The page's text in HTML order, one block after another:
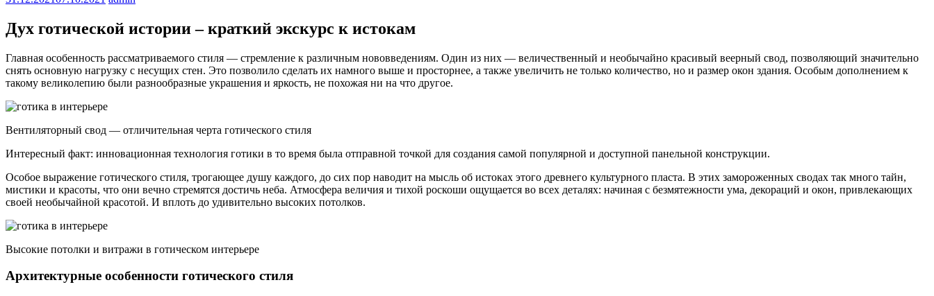
Дух готической истории – краткий экскурс к истокам
Главная особенность рассматриваемого стиля — стремление к различным нововведениям. Один из них — величественный и необычайно красивый веерный свод, позволяющий значительно
снять основную нагрузку с несущих стен. Это позволило сделать их намного выше и просторнее, а также увеличить не только количество, но и размер окон здания. Особым дополнением к
такому великолепию были разнообразные украшения и яркость, не похожая ни на что другое.
Вентиляторный свод — отличительная черта готического стиля
Интересный факт: инновационная технология готики в то время была отправной точкой для создания самой популярной и доступной панельной конструкции.
Особое выражение готического стиля, трогающее душу каждого, до сих пор наводит на мысль об истоках этого древнего культурного пласта. В этих замороженных сводах так много тайн,
мистики и красоты, что они вечно стремятся достичь неба. Атмосфера величия и тихой роскоши ощущается во всех деталях: начиная с безмятежности ума, декораций и окон, привлекающих
своей необычайной красотой. И вплоть до удивительно высоких потолков.
Высокие потолки и витражи в готическом интерьере
Архитектурные особенности готического стиля